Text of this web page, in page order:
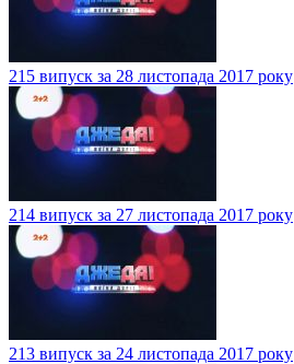
215 випуск за 28 листопада 2017 року
214 випуск за 27 листопада 2017 року
213 випуск за 24 листопада 2017 року